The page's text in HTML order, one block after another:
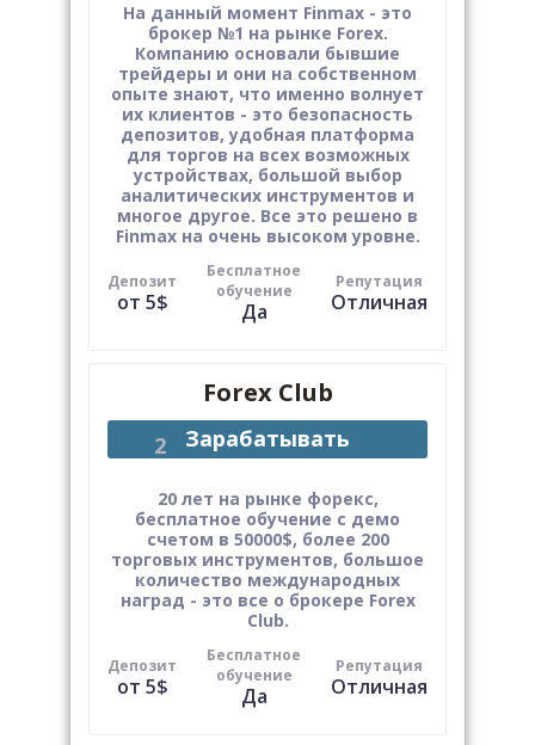
На данный момент Finmax - это
брокер №1 на рынке Forex.
Компанию основали бывшие
трейдеры и они на собственном
опыте знают, что именно волнует
их клиентов - это безопасность
депозитов, удобная платформа
для торгов на всех возможных
устройствах, большой выбор
аналитических инструментов и
многое другое. Все это решено в
Finmax на очень высоком уровне.
Депозит
от 5$
Бесплатное
обучение
Да
Репутация
Отличная
Forex Club
Зарабатывать
20 лет на рынке форекс,
бесплатное обучение с демо
счетом в 50000$, более 200
торговых инструментов, большое
количество международных
наград - это все о брокере Forex
Club.
Депозит
от 5$
Бесплатное
обучение
Да
Репутация
Отличная